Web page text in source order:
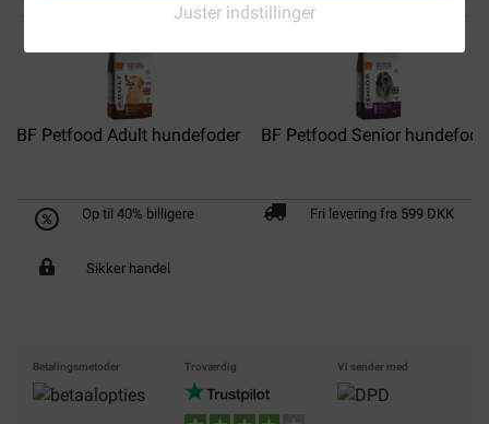
Juster indstillinger
BF Petfood Adult hundefoder BF Petfood Senior
Op til 40% billigere Fri levering fra 599 DKK
Sikker handel
Betalingsmetoder Troværdig Vi sender med